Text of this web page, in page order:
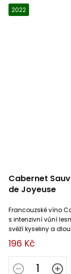
2022
Cabernet
de Joyeuse
196 Kč
Francouzské víno
s intenzivní vůní lesních
svěží kyseliny a